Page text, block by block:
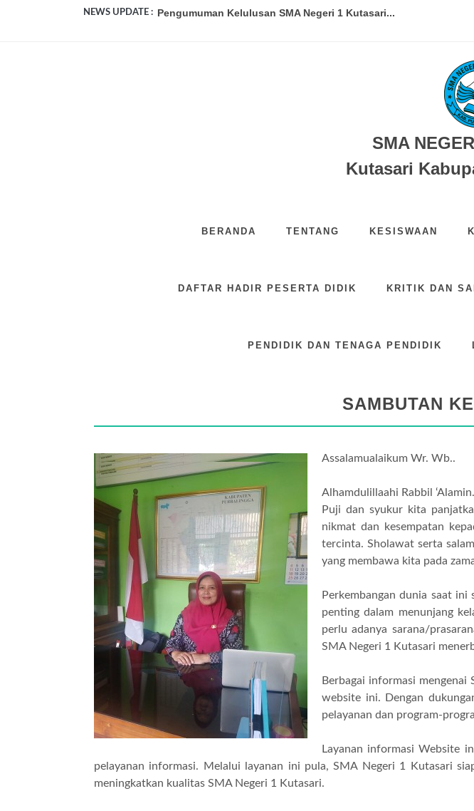
NEWS UPDATE : Pengumuman Kelulusan SMA Negeri 1 Kutasari...
SMA Negeri 1 Kutasari Terapkan Treatment Mengaji bagi Pesert...
SMA Negeri 1 Kutasari Bangkitkan Solidaritas, Galang Donasi ...
Membangun Asa, Merajut Mimpi: Gerakan Alumni dan Orang Tua
SMA
Kutasari
BERANDA TENTANG KESISWAAN
DAFTAR HADIR PESERTA DIDIK KRITIK DAN
PENDIDIK DAN TENAGA PENDIDIK
SAMBUTAN
Assalamualaikum Wr. Wb..
Alhamdulillaahi Rabbil
Puji dan syukur kita
nikmat dan kesempatan
tercinta. Sholawat serta
yang membawa kita pada
Perkembangan dunia saat
penting dalam menunjang
perlu adanya sarana/
SMA Negeri 1 Kutasari
Berbagai informasi
website ini. Dengan
pelayanan dan program-
Layanan informasi Website
pelayanan informasi. Melalui layanan ini pula, SMA Negeri 1 Kutasari
meningkatkan kualitas SMA Negeri 1 Kutasari.